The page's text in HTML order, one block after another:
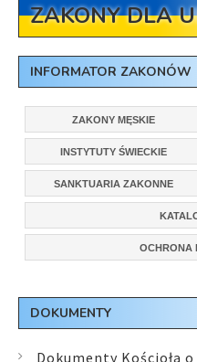
ZAKONY DLA
INFORMATOR ZAKONÓW
ZAKONY MĘSKIE
INSTYTUTY ŚWIECKIE
SANKTUARIA ZAKONNE
OCHRONA
DOKUMENTY
Dokumenty Kościoła